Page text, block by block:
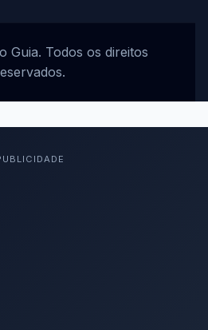
Guia. Todos os direitos